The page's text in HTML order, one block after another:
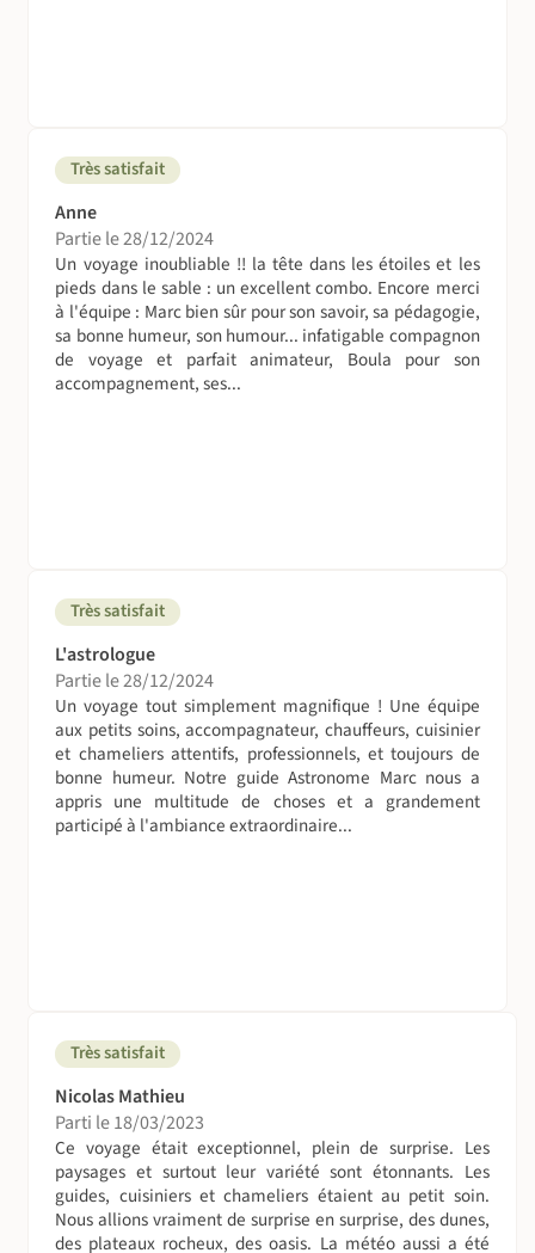
une toilette rapide. Les lingettes constituent une très
bonne alternative pour ces quelques jours sans douches.
L'eau sera toujours disponible mais par respect des
populations locales, évitons de la gaspiller. En pleine
nature, pas de WC non plus, aussi les papiers toilettes
devront être brûlés.
Suivez le guide !
Guide local francophone.
Nos guides locaux ne sont ni ethnologues, ni géologues,
Partez en compagnie de l'astronome Marc Buonomo !
Les yeux ouverts sur l’astronomie, dès l’âge de 14 ans, par
l’observation émouvante et magnifique des anneaux de
Saturne, cet agrégé de physique théorique se promène
aujourd’hui sur la planète bleue à la rencontre des
éclipses totales de Soleil et de Lune et autres
phénomènes célestes. Particulièrement intéressé par la
perception du ciel de certaines civilisations nomades
un 1er prix, en France, dans un concours photographique
sur l’environnement. Puis, il a eu le privilège de pouvoir
consulter et photographier les documents millénaires de
la bibliothèque de Chinguetti et d’exploiter les documents
astronomiques afin de mener ses recherches sur les
connaissances des nomades dans ce domaine.
Depuis, il a été convié à proposer une formation des
guides sahariens en astronomie. Une grande majorité des
Très satisfait
Anne
Partie le 28/12/2024
Un voyage inoubliable !! la tête dans les étoiles et les
pieds dans le sable : un excellent combo. Encore merci
à l'équipe : Marc bien sûr pour son savoir, sa pédagogie,
sa bonne humeur, son humour... infatigable compagnon
de voyage et parfait animateur, Boula pour son
accompagnement, ses...
Très satisfait
L'astrologue
Partie le 28/12/2024
Un voyage tout simplement magnifique ! Une équipe
aux petits soins, accompagnateur, chauffeurs, cuisinier
et chameliers attentifs, professionnels, et toujours de
bonne humeur. Notre guide Astronome Marc nous a
appris une multitude de choses et a grandement
participé à l'ambiance extraordinaire...
Très satisfait
Nicolas Mathieu
Parti le 18/03/2023
Ce voyage était exceptionnel, plein de surprise. Les
paysages et surtout leur variété sont étonnants. Les
guides, cuisiniers et chameliers étaient au petit soin.
Nous allions vraiment de surprise en surprise, des dunes,
des plateaux rocheux, des oasis. La météo aussi a été